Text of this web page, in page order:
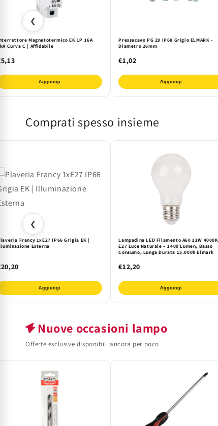
❮
Magnetotermico EK 1P 16A
Curva C | Affidabile
Aggiungi
Pressacavo PG 29 IP68 Grigio ELMARK -
Diametro 26mm
€1,02
Aggiungi
Comprati spesso insieme
❮
Francy 1xE27 IP66 Grigia EK |
Esterna
Aggiungi
Lampadina LED Filamento A60 11W 4000K
E27 Luce Naturale – 1400 Lumen, Basso
Consumo, Lunga Durata 15.000h Elmark
€12,20
Aggiungi
Nuove occasioni lampo
Offerte esclusive disponibili ancora per poco